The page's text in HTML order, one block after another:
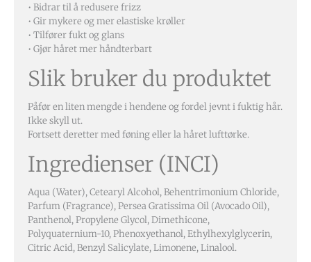
• Bidrar til å redusere frizz
• Gir mykere og mer elastiske krøller
• Tilfører fukt og glans
• Gjør håret mer håndterbart
Slik bruker du produktet
Påfør en liten mengde i hendene og fordel jevnt i fuktig hår.
Ikke skyll ut.
Fortsett deretter med føning eller la håret lufttørke.
Ingredienser (INCI)
Aqua (Water), Cetearyl Alcohol, Behentrimonium Chloride,
Parfum (Fragrance), Persea Gratissima Oil (Avocado Oil),
Panthenol, Propylene Glycol, Dimethicone,
Polyquaternium-10, Phenoxyethanol, Ethylhexylglycerin,
Citric Acid, Benzyl Salicylate, Limonene, Linalool.